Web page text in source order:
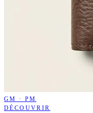
GM · PM
DÉCOUVRIR